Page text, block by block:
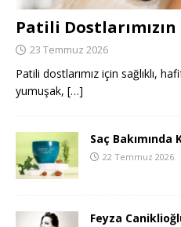
Patili Dostlarımızın
23 Temmuz 2026
Patili dostlarımız için sağlıklı,
yumuşak, […]
Saç
22 Temmuz 2026
Feyza